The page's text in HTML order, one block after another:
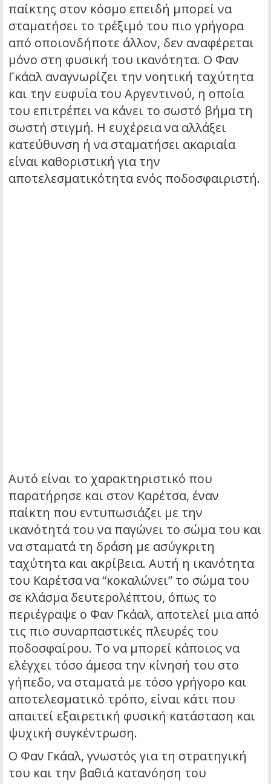
παίκτης στον κόσμο επειδή μπορεί να
σταματήσει το τρέξιμό του πιο γρήγορα
από οποιονδήποτε άλλον, δεν αναφέρεται
μόνο στη φυσική του ικανότητα. Ο Φαν
Γκάαλ αναγνωρίζει την νοητική ταχύτητα
και την ευφυΐα του Αργεντινού, η οποία
του επιτρέπει να κάνει το σωστό βήμα τη
σωστή στιγμή. Η ευχέρεια να αλλάξει
κατεύθυνση ή να σταματήσει ακαριαία
είναι καθοριστική για την
αποτελεσματικότητα ενός ποδοσφαιριστή.
Αυτό είναι το χαρακτηριστικό που
παρατήρησε και στον Καρέτσα, έναν
παίκτη που εντυπωσιάζει με την
ικανότητά του να παγώνει το σώμα του και
να σταματά τη δράση με ασύγκριτη
ταχύτητα και ακρίβεια. Αυτή η ικανότητα
του Καρέτσα να “κοκαλώνει” το σώμα του
σε κλάσμα δευτερολέπτου, όπως το
περιέγραψε ο Φαν Γκάαλ, αποτελεί μια από
τις πιο συναρπαστικές πλευρές του
ποδοσφαίρου. Το να μπορεί κάποιος να
ελέγχει τόσο άμεσα την κίνησή του στο
γήπεδο, να σταματά με τόσο γρήγορο και
αποτελεσματικό τρόπο, είναι κάτι που
απαιτεί εξαιρετική φυσική κατάσταση και
ψυχική συγκέντρωση.
Ο Φαν Γκάαλ, γνωστός για τη στρατηγική
του και την βαθιά κατανόηση του